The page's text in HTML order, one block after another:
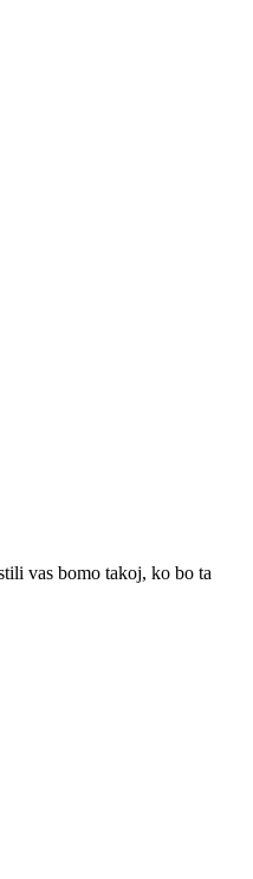
vas bomo takoj, ko bo ta